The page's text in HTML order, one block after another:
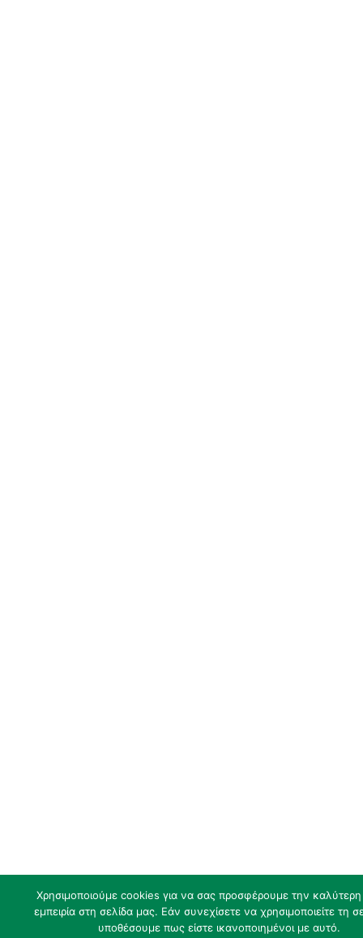
Χρησιμοποιούμε cookies για να σας προσφέρουμε την
εμπειρία στη σελίδα μας. Εάν συνεχίσετε να χρησιμοποιείτε τη
υποθέσουμε πως είστε ικανοποιημένοι με αυτό.